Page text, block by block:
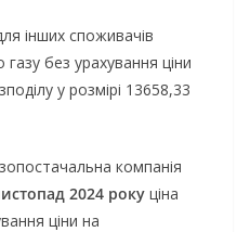
інших споживачів
без урахування ціни
у розмірі 13658,33
компанія
2024 року ціна
ціни на